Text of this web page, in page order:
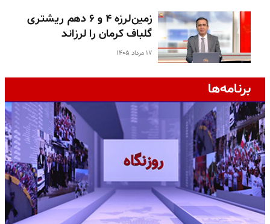
زمین‌لرزه ۴ و ۶ دهم ریشتری
گلباف کرمان را لرزاند
۱۷ مرداد ۱۴۰۵
برنامه‌ها